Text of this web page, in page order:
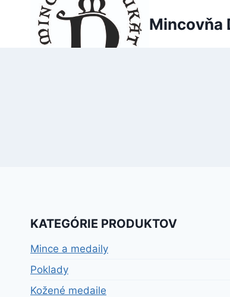
Mincovňa
KATEGÓRIE PRODUKTOV
Mince a medaily
Poklady
Kožené medaile